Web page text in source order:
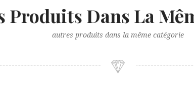
Produits Dans La
autres produits dans la même catégorie